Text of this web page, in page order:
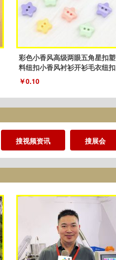
彩色小香风高级两眼五角星扣塑
料纽扣小香风衬衫开衫毛衣纽扣
厂家
￥0.10
搜视频资讯 搜展会